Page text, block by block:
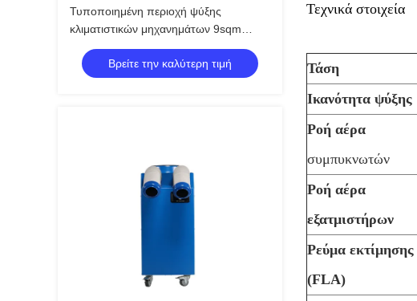
Τυποποιημένη περιοχή ψύξης
κλιματιστικών μηχανημάτων 9sqm
αποθηκών εμπορευμάτων 110V και
220V φορητήΒρείτε την καλύτερη τιμή
Τεχνικά στοιχεία
Τάση
Ικανότητα ψύξης
Ροή αέρα
συμπυκνωτών
Ροή αέρα
εξατμιστήρων
Ρεύμα εκτίμησης
(FLA)